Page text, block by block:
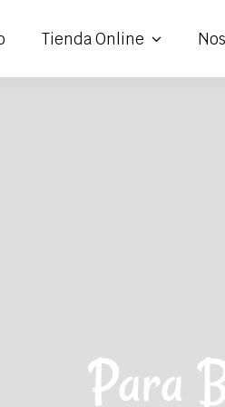
Tienda Online
Para